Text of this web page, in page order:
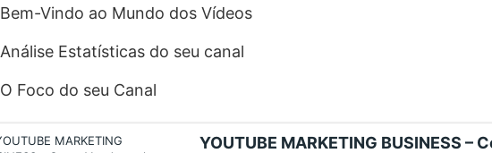
Bem-Vindo ao Mundo dos Vídeos
Análise Estatísticas do seu canal
O Foco do seu Canal
YOUTUBE MARKETING BUSINESS –